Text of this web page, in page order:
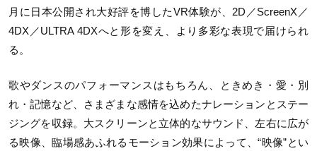
月に日本公開され大好評を博したVR体験が、2D／ScreenX／
4DX／ULTRA 4DXへと形を変え、より多彩な表現で届けられ
る。
歌やダンスのパフォーマンスはもちろん、ときめき・愛・別
れ・記憶など、さまざまな感情を込めたナレーションとステー
ジングを収録。大スクリーンと立体的なサウンド、左右に広が
る映像、臨場感あふれるモーション効果によって、“映像”とい